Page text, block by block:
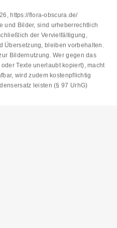
https://flora-obscura.de/
und Bilder, sind urheberrechtlich
der Vervielfältigung,
Übersetzung, bleiben vorbehalten.
Bildernutzung . Wer gegen das
Texte unerlaubt kopiert), macht
wird zudem kostenpflichtig
leisten (§ 97 UrhG)